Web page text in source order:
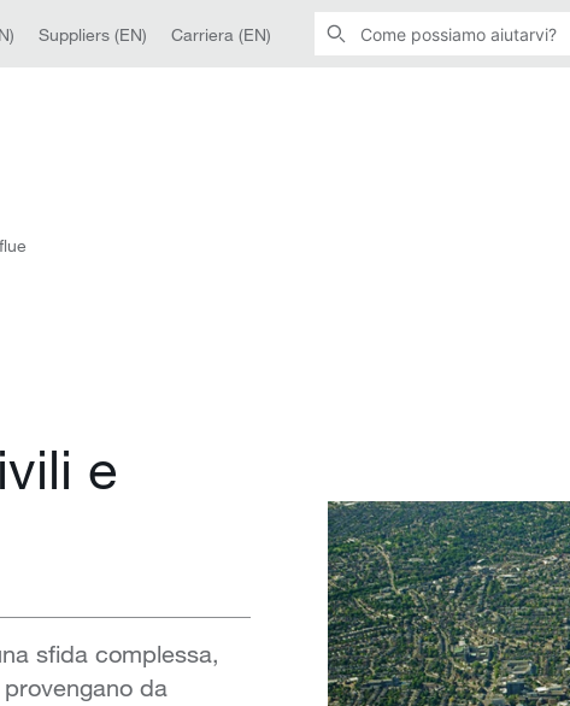
Suppliers (EN) Carriera (EN)
e
sfida complessa,
da